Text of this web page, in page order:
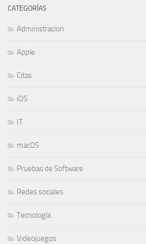
CATEGORÍAS
Administracion
Apple
Citas
iOS
IT
macOS
Pruebas de Software
Redes sociales
Tecnología
Videojuegos